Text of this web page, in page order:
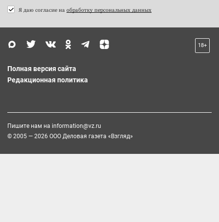
Я даю согласие на обработку персональных данных
18+
Полная версия сайта
Редакционная политика
Пишите нам на information@vz.ru
© 2005 — 2026 ООО Деловая газета «Взгляд»